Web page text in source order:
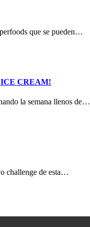
que se pueden…
CREAM!
la semana llenos de…
challenge de esta…